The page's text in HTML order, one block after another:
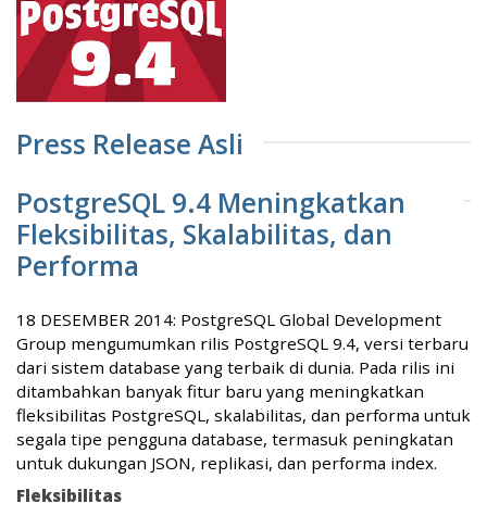
Press Release Asli
PostgreSQL 9.4 Meningkatkan
Fleksibilitas, Skalabilitas, dan
Performa
18 DESEMBER 2014: PostgreSQL Global Development
Group mengumumkan rilis PostgreSQL 9.4, versi terbaru
dari sistem database yang terbaik di dunia. Pada rilis ini
ditambahkan banyak fitur baru yang meningkatkan
fleksibilitas PostgreSQL, skalabilitas, dan performa untuk
segala tipe pengguna database, termasuk peningkatan
untuk dukungan JSON, replikasi, dan performa index.
Fleksibilitas